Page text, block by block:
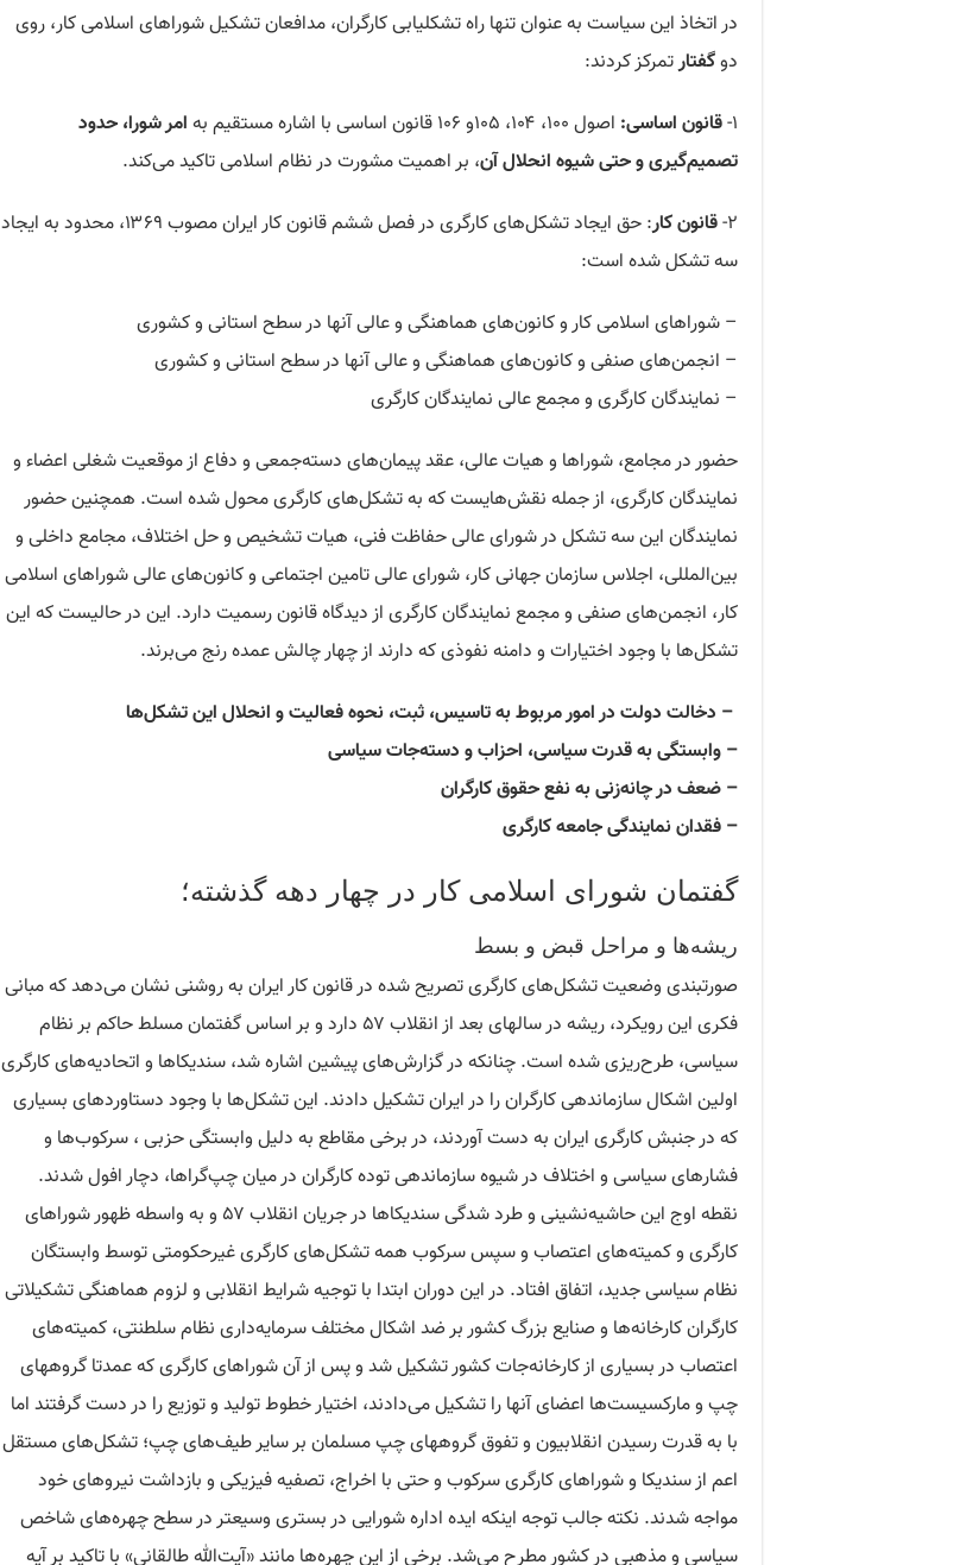
در اتخاذ این سیاست به عنوان تنها راه تشکلیابی کارگران، مدافعان تشکیل شوراهای اسلامی کار، روی
دوگفتارتمرکز کردند:
۱- قانون اساسی: اصول ۱۰۰، ۱۰۴، ۱۰۵و ۱۰۶ قانون اساسی با اشاره مستقیم به
امر شورا، حدود
تصمیم‌گیری و حتی شیوه انحلال آن، بر اهمیت مشورت در نظام اسلامی تاکید می‌کند.
۲- قانون کار
: حق ایجاد تشکل‌های کارگری در فصل ششم قانون کار ایران مصوب ۱۳۶۹، محدود به ایجاد
سه تشکل شده است:
– شوراهای اسلامی کار و کانون‌های هماهنگی و عالی آنها در سطح استانی و کشوری
– انجمن‌های صنفی و کانون‌های هماهنگی و عالی آنها در سطح استانی و کشوری
– نمایندگان کارگری و مجمع عالی نمایندگان کارگری
حضور در مجامع، شوراها و هیات عالی، عقد پیمان‌های دسته‌جمعی و دفاع از موقعیت شغلی اعضاء و
نمایندگان کارگری، از جمله نقش‌هایست که به تشکل‌های کارگری محول شده است. همچنین حضور
نمایندگان این سه تشکل در شورای عالی حفاظت فنی، هیات تشخیص و حل اختلاف، مجامع داخلی و
بین‌المللی، اجلاس سازمان جهانی کار، شورای عالی تامین اجتماعی و کانون‌های عالی شوراهای اسلامی
کار، انجمن‌های صنفی و مجمع نمایندگان کارگری از دیدگاه قانون رسمیت دارد. این در حالیست که این
تشکل‌ها با وجود اختیارات و دامنه نفوذی که دارند از چهار چالش عمده رنج می‌برند.
– دخالت دولت در امور مربوط به تاسیس، ثبت، نحوه فعالیت و انحلال این تشکل‌ها
– وابستگی به قدرت سیاسی، احزاب و دسته‌جات سیاسی
– ضعف در چانه‌زنی به نفع حقوق کارگران
– فقدان نمایندگی جامعه کارگری
گفتمان شورای اسلامی کار در چهار دهه گذشته؛
ریشه‌ها و مراحل قبض و بسط
صورتبندی وضعیت تشکل‌های کارگری تصریح شده در قانون کار ایران به روشنی نشان می‌دهد که مبانی
فکری این رویکرد، ریشه در سالهای بعد از انقلاب ۵۷ دارد و بر اساس گفتمان مسلط حاکم بر نظام
سیاسی، طرح‌ریزی شده است. چنانکه در گزارش‌های پیشین اشاره شد، سندیکاها و اتحادیه‌های کارگری
اولین اشکال سازماندهی کارگران را در ایران تشکیل دادند. این تشکل‌ها با وجود دستاوردهای بسیاری
که در جنبش کارگری ایران به دست آوردند، در برخی مقاطع به دلیل وابستگی حزبی ، سرکوب‌ها و
فشارهای سیاسی و اختلاف‌ در شیوه سازماندهی توده کارگران در میان چپ‌گراها، دچار افول شدند.
نقطه اوج این حاشیه‌نشینی و طرد شدگی سندیکاها در جریان انقلاب ۵۷ و به واسطه ظهور شوراهای
کارگری و کمیته‌های اعتصاب و سپس سرکوب همه تشکل‌های کارگری غیرحکومتی توسط وابستگان
نظام سیاسی جدید، اتفاق افتاد. در این دوران ابتدا با توجیه شرایط انقلابی و لزوم هماهنگی تشکیلاتی
کارگران کارخانه‌ها و صنایع بزرگ کشور بر ضد اشکال مختلف سرمایه‌داری نظام سلطنتی، کمیته‌های
اعتصاب در بسیاری از کارخانه‌جات کشور تشکیل شد و پس از آن شوراهای کارگری که عمدتا گروههای
چپ و مارکسیست‌ها اعضای آنها را تشکیل می‌دادند، اختیار خطوط تولید و توزیع را در دست گرفتند اما
با به قدرت رسیدن انقلابیون و تفوق گروههای چپ مسلمان بر سایر طیف‌های چپ؛ تشکل‌های مستقل
اعم از سندیکا و شوراهای کارگری سرکوب و حتی با اخراج، تصفیه فیزیکی و بازداشت نیروهای خود
مواجه شدند. نکته جالب توجه اینکه ایده اداره شورایی در بستری وسیعتر در سطح چهره‌های شاخص
سیاسی و مذهبی در کشور مطرح می‌شد. برخی از این چهره‌ها مانند «آیت‌الله طالقانی» با تاکید بر آیه